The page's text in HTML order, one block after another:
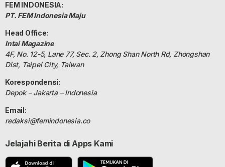
FEM INDONESIA:
PT. FEM Indonesia Maju
Head Office:
Intai Magazine
4F, No. 12-5, Lane 77, Sec. 2, Zhong Shan North Rd, Zhongshan
Dist, Taipei City, Taiwan
Korespondensi:
Depok – Jakarta – Indonesia
Email:
redaksi@femindonesia.co
Jelajahi Berita di Apps Kami